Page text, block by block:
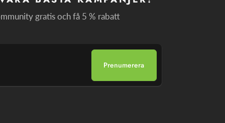
gratis och få 5 % rabatt
Prenumerera